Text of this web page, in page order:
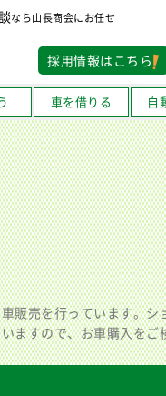
なら山長商会にお任せ
採用情報はこちら
車を借りる 自
販売を行っています。
ますので、お車購入を